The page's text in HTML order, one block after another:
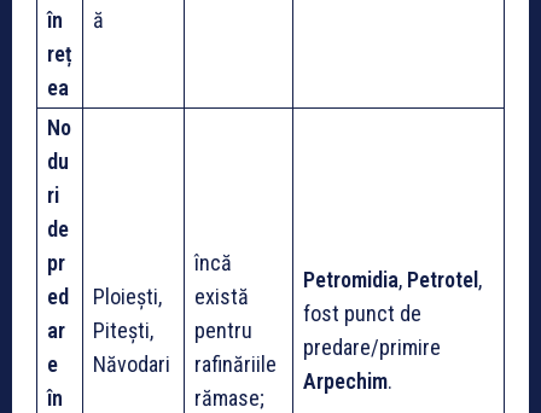
în
reț
ea
ă
No
du
ri
de
pr
ed
ar
e
în
Ploiești,
Pitești,
Năvodari
încă
există
pentru
rafinăriile
rămase;
Petromidia, Petrotel ,
fost punct de
predare/primire
Arpechim.